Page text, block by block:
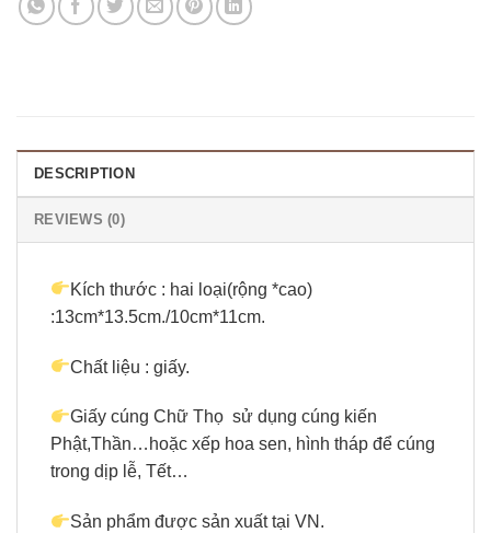
DESCRIPTION
REVIEWS (0)
Kích thước : hai loại(rộng *cao)
:13cm*13.5cm./10cm*11cm.
Chất liệu : giấy.
Giấy cúng Chữ Thọ sử dụng cúng kiến
Phật,Thần…hoặc xếp hoa sen, hình tháp để cúng
trong dịp lễ, Tết…
Sản phẩm được sản xuất tại VN.